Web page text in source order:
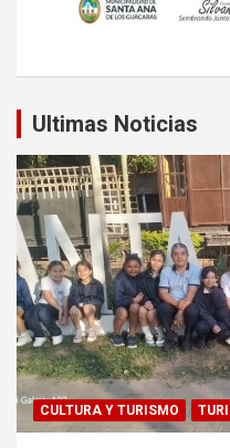
Ultimas Noticias
CULTURA Y TURISMO